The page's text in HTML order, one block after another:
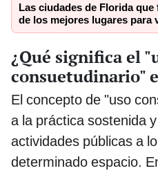
Las ciudades de Florida
de los mejores lugares para
¿Qué significa el
consuetudinario"
El concepto de "uso
a la práctica sostenida
actividades públicas a
determinado espacio.